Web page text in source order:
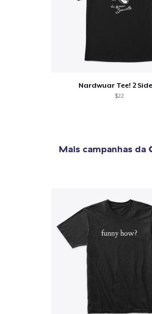
Nardwuar Tee! 2
$22
Mais campanhas da